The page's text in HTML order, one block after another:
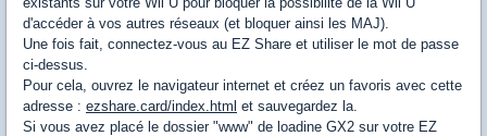
d'accéder à vos autres réseaux (et bloquer ainsi les MAJ).
Une fois fait, connectez-vous au EZ Share et utiliser le mot de passe
ci-dessus.
Pour cela, ouvrez le navigateur internet et créez un favoris avec cette
adresse : ezshare.card/index.html et sauvegardez la.
Si vous avez placé le dossier "www" de loadine GX2 sur votre EZ